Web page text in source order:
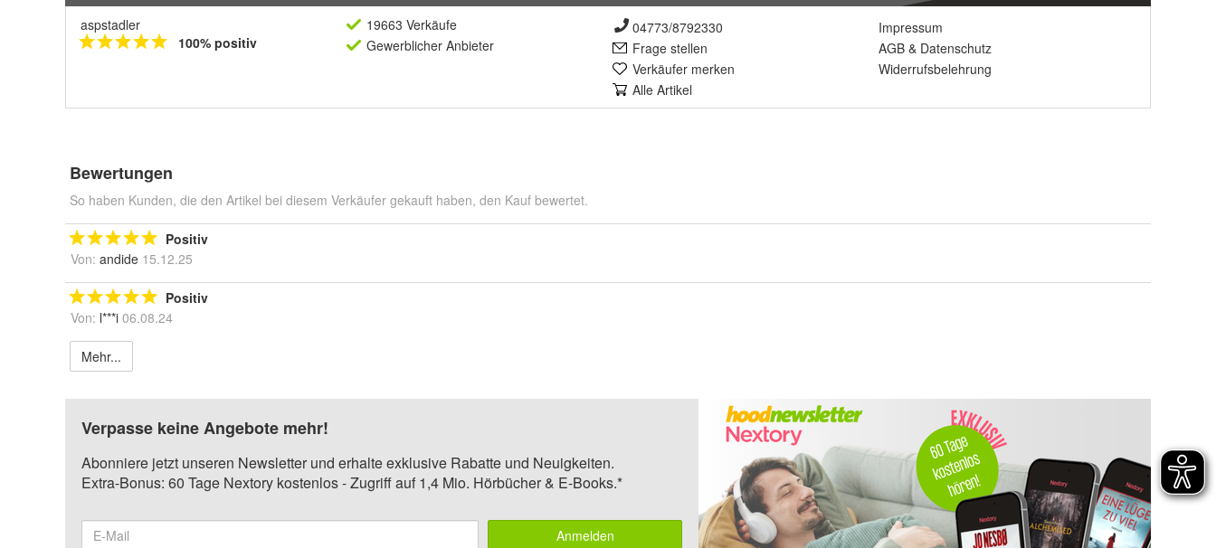
aspstadler
100% positiv
19663 Verkäufe
Gewerblicher Anbieter
04773/8792330
Frage stellen
Verkäufer merken
Alle Artikel
Impressum
AGB & Datenschutz
Widerrufsbelehrung
Bewertungen
So haben Kunden, die den Artikel bei diesem Verkäufer gekauft haben, den Kauf bewertet.
Positiv
Von: andide 15.12.25
Positiv
Von: l***i 06.08.24
Mehr...
Verpasse keine Angebote mehr!
Abonniere jetzt unseren Newsletter und erhalte exklusive Rabatte und Neuigkeiten.
Extra-Bonus: 60 Tage Nextory kostenlos - Zugriff auf 1,4 Mio. Hörbücher & E-Books.*
Anmelden